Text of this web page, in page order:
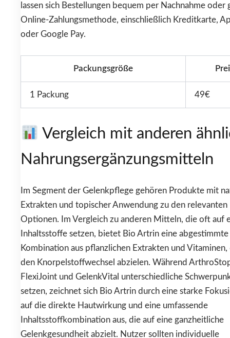
lassen sich Bestellungen bequem per Nachnahme oder
Online-Zahlungsmethode, einschließlich Kreditkarte,
oder Google Pay.
Packungsgröße
1 Packung 49€
Vergleich mit anderen
Nahrungsergänzungsmitteln
Im Segment der Gelenkpflege gehören Produkte mit
Extrakten und topischer Anwendung zu den relevanten
Optionen. Im Vergleich zu anderen Mitteln, die oft auf
Inhaltsstoffe setzen, bietet Bio Artrin eine abgestimmte
Kombination aus pflanzlichen Extrakten und Vitaminen,
den Knorpelstoffwechsel abzielen. Während
FlexiJoint und GelenkVital unterschiedliche
setzen, zeichnet sich Bio Artrin durch eine starke
auf die direkte Hautwirkung und eine umfassende
Inhaltsstoffkombination aus, die auf eine ganzheitliche
Gelenkgesundheit abzielt. Nutzer sollten individuelle